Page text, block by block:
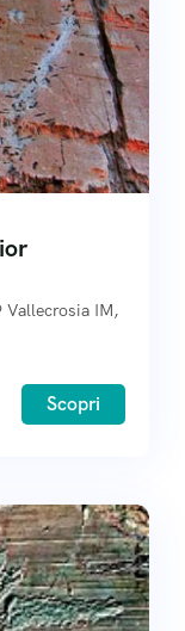
IM,
Scopri